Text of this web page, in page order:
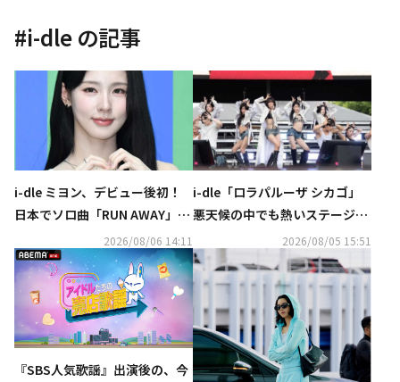
#i-dle の記事
i-dle ミヨン、デビュー後初！
日本でソロ曲「RUN AWAY」を
8月10日にリリース2026/08/06 14:11
i-dle「ロラパルーザ シカゴ」
悪天候の中でも熱いステージで
魅了！初公開の新曲パフォーマ
ンスも
2026/08/05 15:51
『SBS人気歌謡』出演後の、今